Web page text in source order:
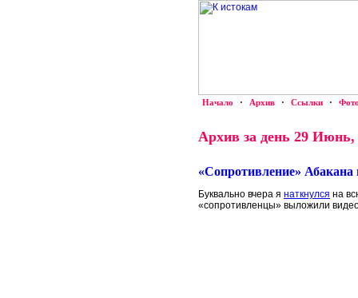
Начало · Архив · Ссылки ·
Архив за день 29 Июнь,
«Сопротивление»
Буквально вчера я наткнулся на
«сопротивленцы» выложили